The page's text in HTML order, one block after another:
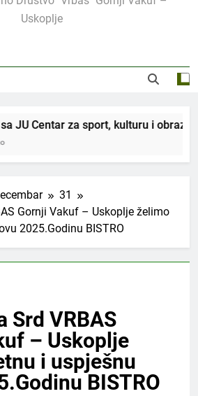
Uskoplje
JU Centar za sport, kulturu i
31
Gornji Vakuf – Uskoplje želimo
2025.Godinu BISTRO
Srd VRBAS
– Uskoplje
i uspješnu
BISTRO